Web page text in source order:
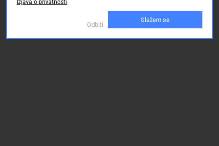
Izjava o privatnosti
Odbiti
Slažem se